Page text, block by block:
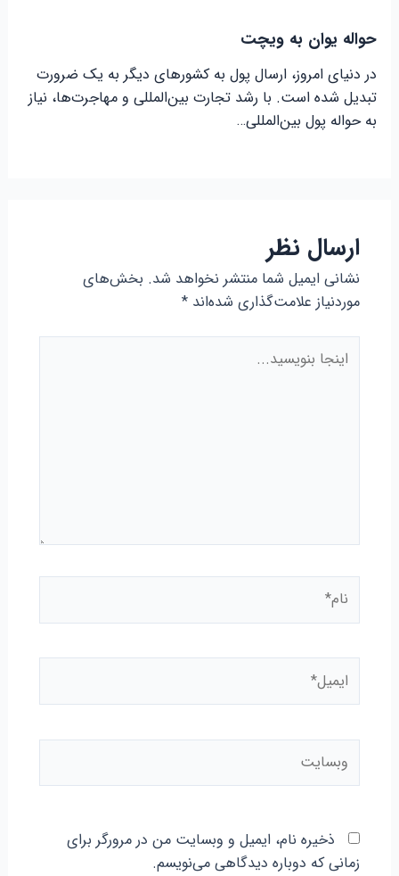
حواله یوان به ویچت
در دنیای امروز، ارسال پول به کشورهای دیگر به یک ضرورت
تبدیل شده است. با رشد تجارت بین‌المللی و مهاجرت‌ها، نیاز
به حواله پول بین‌المللی…
ارسال نظر
نشانی ایمیل شما منتشر نخواهد شد. بخش‌های
موردنیاز علامت‌گذاری شده‌اند *
اینجا
بنویسید...
ایمیل*
ذخیره نام، ایمیل و وبسایت من در مرورگر برای
زمانی که دوباره دیدگاهی می‌نویسم.